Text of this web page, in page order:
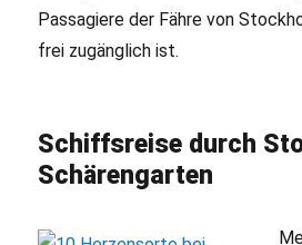
Passagiere der Fähre von
frei zugänglich ist.
Schiffsreise durch
Schärengarten